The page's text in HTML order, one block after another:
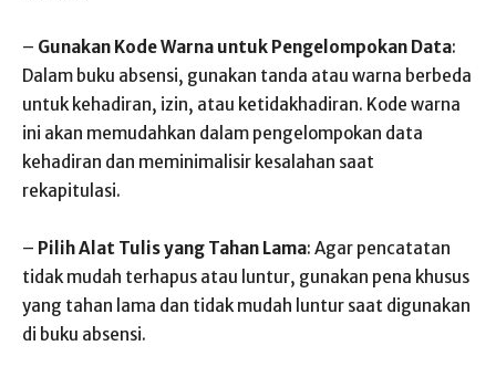
– Gunakan Kode Warna untuk Pengelompokan Data:
Dalam buku absensi, gunakan tanda atau warna berbeda
untuk kehadiran, izin, atau ketidakhadiran. Kode warna
ini akan memudahkan dalam pengelompokan data
kehadiran dan meminimalisir kesalahan saat
rekapitulasi.
– Pilih Alat Tulis yang Tahan Lama: Agar pencatatan
tidak mudah terhapus atau luntur, gunakan pena khusus
yang tahan lama dan tidak mudah luntur saat digunakan
di buku absensi.